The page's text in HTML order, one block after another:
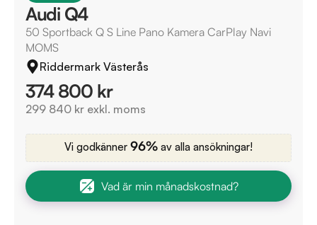
Audi Q4
50 Sportback Q S Line Pano Kamera CarPlay Navi
MOMS
Riddermark Västerås
374 800 kr
299 840 kr exkl. moms
Vi godkänner 96% av alla ansökningar!
Vad är min månadskostnad?